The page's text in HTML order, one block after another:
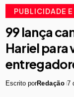
PUBLICIDADE
99 lança
Hariel para
Escrito porRedação 7